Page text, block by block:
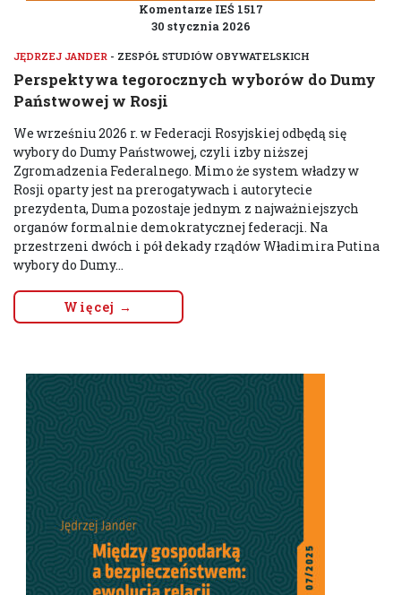
Komentarze IEŚ 1517
30 stycznia 2026
JĘDRZEJ JANDER - ZESPÓŁ STUDIÓW OBYWATELSKICH
Perspektywa tegorocznych wyborów do Dumy
Państwowej w Rosji
We wrześniu 2026 r. w Federacji Rosyjskiej odbędą się
wybory do Dumy Państwowej, czyli izby niższej
Zgromadzenia Federalnego. Mimo że system władzy w
Rosji oparty jest na prerogatywach i autorytecie
prezydenta, Duma pozostaje jednym z najważniejszych
organów formalnie demokratycznej federacji. Na
przestrzeni dwóch i pół dekady rządów Władimira Putina
wybory do Dumy...
Więcej →